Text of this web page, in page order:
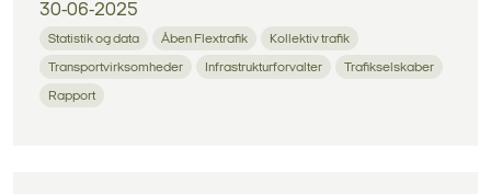
30-06-2025
Statistik og data Åben Flextrafik Kollektiv trafik
Transportvirksomheder Infrastrukturforvalter Trafikselskaber
Rapport